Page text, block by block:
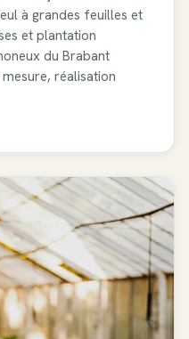
à grandes feuilles et
et plantation
du Brabant
réalisation